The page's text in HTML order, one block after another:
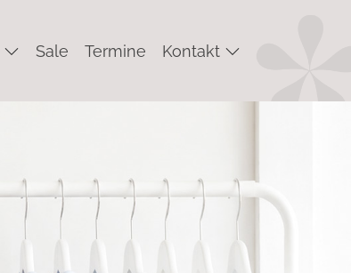
Sale Termine Kontakt